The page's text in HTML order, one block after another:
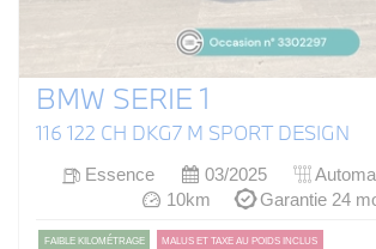
BMW SERIE 1
116 122 CH DKG7 M SPORT DESIGN
Essence 03/2025
10km
Garantie 24
FAIBLE KILOMÉTRAGE MALUS ET TAXE AU POIDS INCLUS